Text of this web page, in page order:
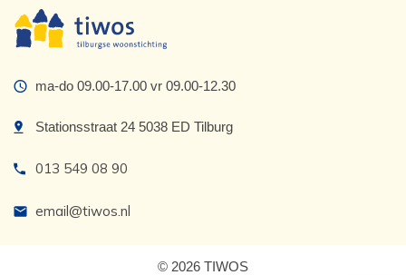
ma-do 09.00-17.00 vr 09.00-12.30
Stationsstraat 24 5038 ED Tilburg
013 549 08 90
email@tiwos.nl
© 2026 TIWOS